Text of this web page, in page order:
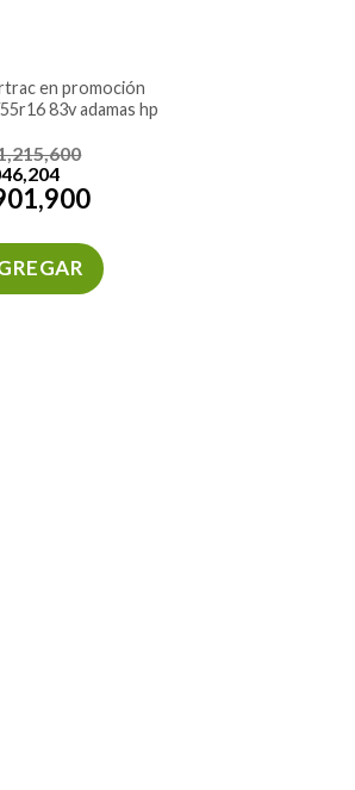
83v adamas hp